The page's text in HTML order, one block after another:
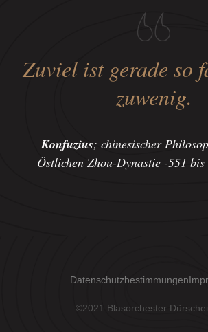
Zuviel ist gerade so
zuwenig.
–Konfuzius; chinesischer
Östlichen Zhou-Dynastie -551
©2021 Blasorchester
Datenschutzbestimmungen